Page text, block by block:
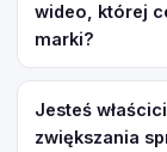
wideo, której
marki?
Jesteś
zwiększania